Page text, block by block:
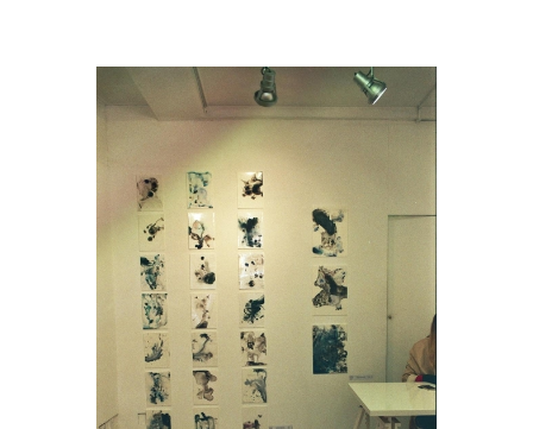
Janka Stemmle
Grenzenlosigkeit
2015